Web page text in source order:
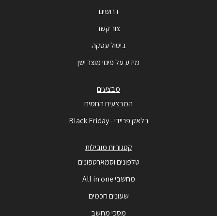
דרושים
צור קשר
ביטול עסקה
מידע על פינוי מוצר ישן
מבצעים
המבצעים החמים
בלאק פריידי - Black Friday
קטגוריות מובילות
טלפונים וסמארטפונים
מחשבי All in one
שעונים חכמים
מסכי מחשב